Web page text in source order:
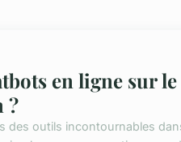
en ligne sur
?
des outils incontournables